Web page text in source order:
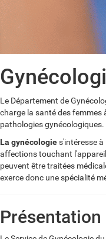
Le Département de
charge la santé des femmes
pathologies gynécologiques.
La gynécologies'intéresse à
affections touchant
peuvent être traitées
exerce donc une spécialité
Présentation